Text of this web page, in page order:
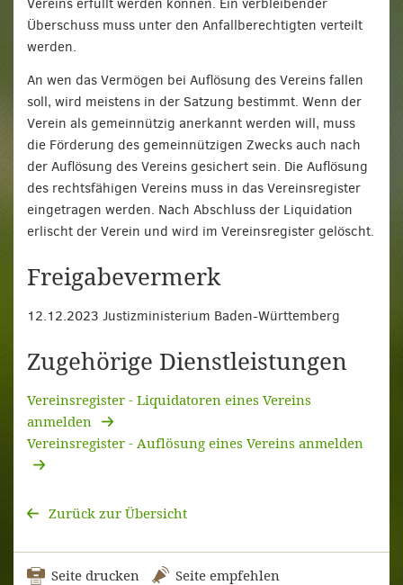
Vereins erfüllt werden können. Ein verbleibender
Überschuss muss unter den Anfallberechtigten verteilt
werden.
An wen das Vermögen bei Auflösung des Vereins fallen
soll, wird meistens in der Satzung bestimmt. Wenn der
Verein als gemeinnützig anerkannt werden will, muss
die Förderung des gemeinnützigen Zwecks auch nach
der Auflösung des Vereins gesichert sein. Die Auflösung
des rechtsfähigen Vereins muss in das Vereinsregister
eingetragen werden. Nach Abschluss der Liquidation
erlischt der Verein und wird im Vereinsregister gelöscht.
Freigabevermerk
12.12.2023 Justizministerium Baden-Württemberg
Zugehörige Dienstleistungen
Vereinsregister - Liquidatoren eines Vereins
anmelden
Vereinsregister - Auflösung eines Vereins anmelden
Zurück zur Übersicht
Seite drucken Seite empfehlen